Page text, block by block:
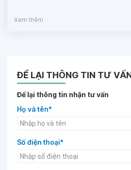
Xem thêm
ĐỂ LẠI THÔNG TIN TƯ
Để lại thông tin nhận tư vấn
Họ và tên*
Số điện thoại*